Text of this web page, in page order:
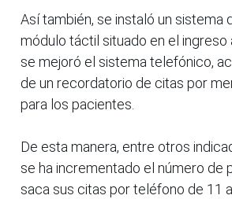
Así también, se instaló un sistema
módulo táctil situado en el ingreso
se mejoró el sistema telefónico,
de un recordatorio de citas por
para los pacientes.
De esta manera, entre otros
se ha incrementado el número de
saca sus citas por teléfono de 11